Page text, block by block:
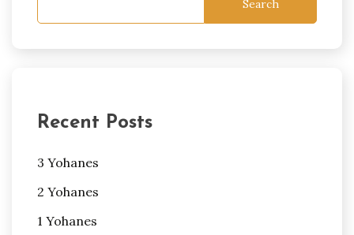
Search
Recent Posts
3 Yohanes
2 Yohanes
1 Yohanes